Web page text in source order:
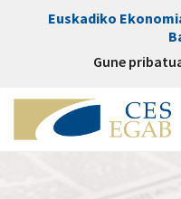
Euskadiko
Gune